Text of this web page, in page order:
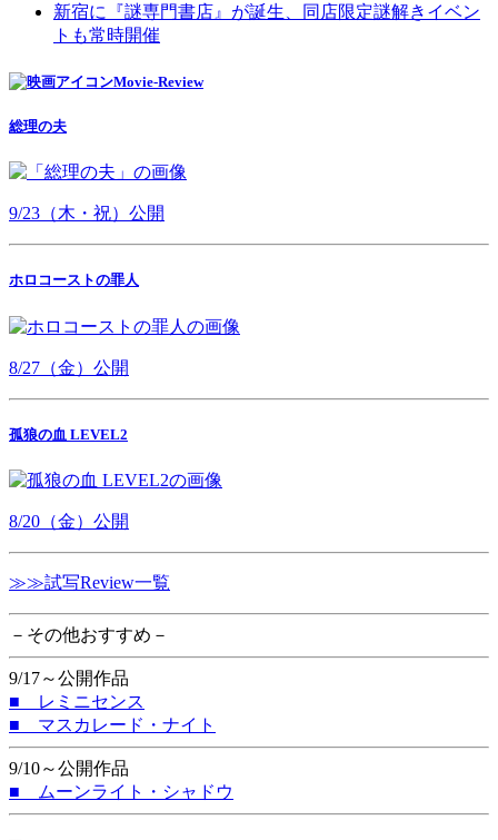
新宿に『謎専門書店』が誕生、同店限定謎解きイベン
トも常時開催
Movie-Review
総理の夫
9/23（木・祝）公開
ホロコーストの罪人
8/27（金）公開
孤狼の血 LEVEL2
8/20（金）公開
≫≫試写Review一覧
－その他おすすめ－
9/17～公開作品
■ レミニセンス
■ マスカレード・ナイト
9/10～公開作品
■ ムーンライト・シャドウ